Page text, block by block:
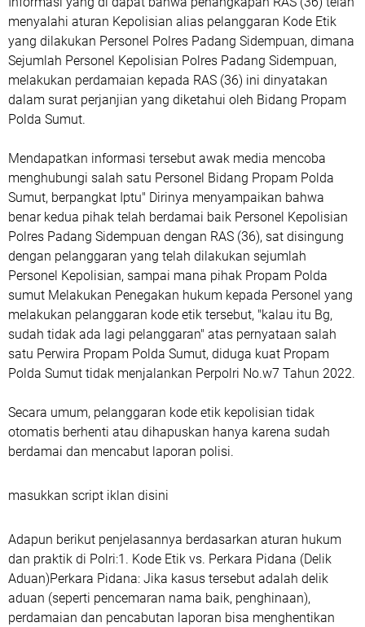
menyalahi aturan Kepolisian alias pelanggaran Kode Etik
yang dilakukan Personel Polres Padang Sidempuan, dimana
Sejumlah Personel Kepolisian Polres Padang Sidempuan,
melakukan perdamaian kepada RAS (36) ini dinyatakan
dalam surat perjanjian yang diketahui oleh Bidang Propam
Polda Sumut.
Mendapatkan informasi tersebut awak media mencoba
menghubungi salah satu Personel Bidang Propam Polda
Sumut, berpangkat Iptu" Dirinya menyampaikan bahwa
benar kedua pihak telah berdamai baik Personel Kepolisian
Polres Padang Sidempuan dengan RAS (36), sat disingung
dengan pelanggaran yang telah dilakukan sejumlah
Personel Kepolisian, sampai mana pihak Propam Polda
sumut Melakukan Penegakan hukum kepada Personel yang
melakukan pelanggaran kode etik tersebut, "kalau itu Bg,
sudah tidak ada lagi pelanggaran" atas pernyataan salah
satu Perwira Propam Polda Sumut, diduga kuat Propam
Polda Sumut tidak menjalankan Perpolri No.w7 Tahun 2022.
Secara umum, pelanggaran kode etik kepolisian tidak
otomatis berhenti atau dihapuskan hanya karena sudah
berdamai dan mencabut laporan polisi.
masukkan script iklan disini
Adapun berikut penjelasannya berdasarkan aturan hukum
dan praktik di Polri:1. Kode Etik vs. Perkara Pidana (Delik
Aduan)Perkara Pidana: Jika kasus tersebut adalah delik
aduan (seperti pencemaran nama baik, penghinaan),
perdamaian dan pencabutan laporan bisa menghentikan